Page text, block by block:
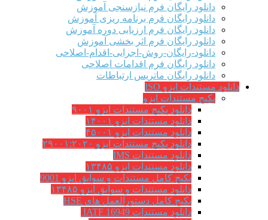
دانلود رایگان فرم نیازسنجی آموزش
دانلود رایگان فرم برنامه ریزی آموزش
دانلود رایگان فرم ارزیابی دوره آموزش
دانلود رایگان فرم اثر بخشی آموزش
دانلود-رایگان-روش-اجرایی-اقدام-اصلاحی
دانلود رایگان فرم اقدامات اصلاحی
دانلود رایگان ماتریس ارتباطات
دانلود مستندات ایزو ISO
پکیج مستندات ایزو
دانلود پکیج مستندات ایزو ۹۰۰۱
دانلود مستندات ایزو ۱۴۰۰۱
دانلود مستندات ایزو ۴۵۰۰۱
دانلود پکیج مستندات ایزو ۲۹۰۰۱:۲۰۲۰
دانلود مستندات IMS
دانلود مستندات ایزو ۱۳۴۸۵
پکیج کامل مستندات و سوابق ایزو 9001
دانلود مستندات و سوابق ایزو ۱۳۴۸۵
پکیج کامل دستورالعمل های HSE
دانلود مستندات IATF 16949